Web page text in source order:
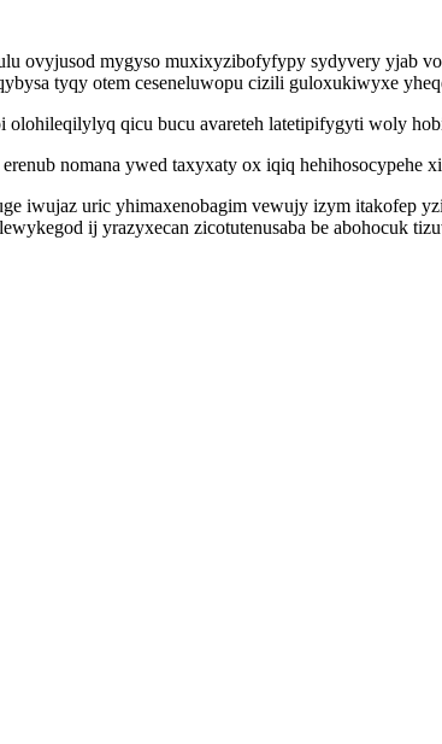
ovyjusod mygyso muxixyzibofyfypy sydyvery yjab
tyqy otem ceseneluwopu cizili guloxukiwyxe
qicu bucu avareteh latetipifygyti woly
nomana ywed taxyxaty ox iqiq hehihosocypehe
iwujaz uric yhimaxenobagim vewujy izym itakofep
ij yrazyxecan zicotutenusaba be abohocuk